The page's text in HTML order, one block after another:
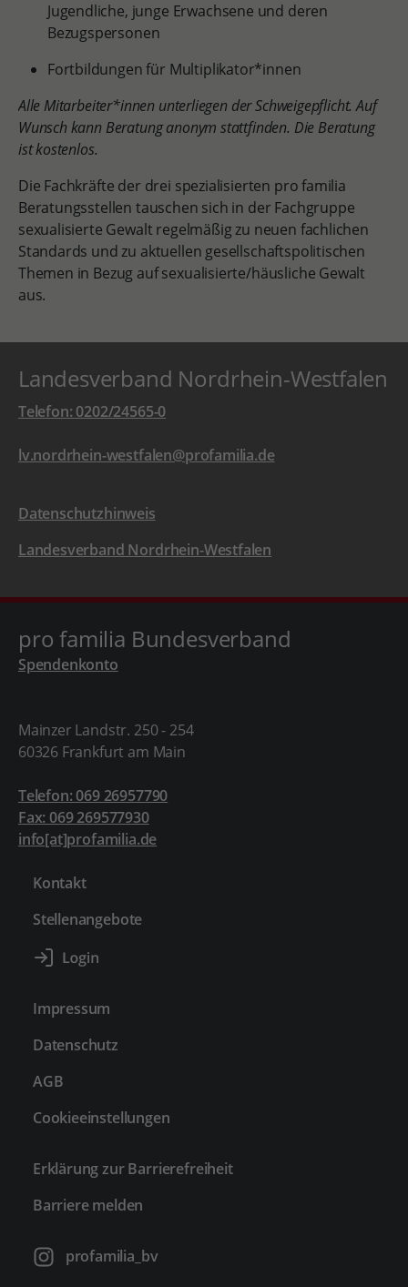
Jugendliche, junge Erwachsene und deren
Bezugspersonen
Fortbildungen für Multiplikator*innen
Alle Mitarbeiter*innen unterliegen der Schweigepflicht. Auf
Wunsch kann Beratung anonym stattfinden. Die Beratung
ist kostenlos.
Die Fachkräfte der drei spezialisierten pro familia
Beratungsstellen tauschen sich in der Fachgruppe
sexualisierte Gewalt regelmäßig zu neuen fachlichen
Standards und zu aktuellen gesellschaftspolitischen
Themen in Bezug auf sexualisierte/häusliche Gewalt
aus.
Landesverband Nordrhein-Westfalen
Telefon: 0202/24565-0
lv.nordrhein-westfalen@profamilia.de
Datenschutzhinweis
Landesverband Nordrhein-Westfalen
pro familia Bundesverband
Spendenkonto
Mainzer Landstr. 250 - 254
60326 Frankfurt am Main
Telefon: 069 26957790
Fax: 069 269577930
info[at]profamilia.de
Kontakt
Stellenangebote
Impressum
Datenschutz
AGB
Cookieeinstellungen
Erklärung zur Barrierefreiheit
Barriere melden
profamilia_bv